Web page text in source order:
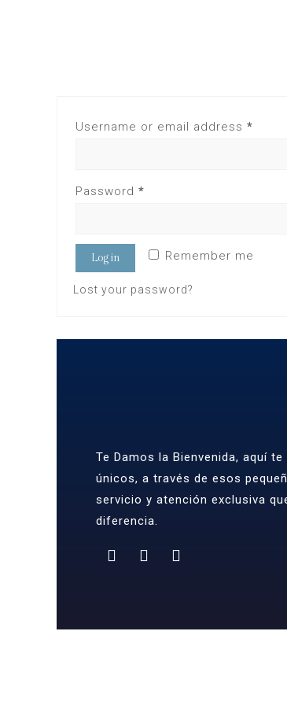
Username or email address *
Password *
Remember me
Log in
Lost your password?
Te Damos la Bienvenida, aquí
únicos, a través de esos
servicio y atención exclusiva
diferencia.